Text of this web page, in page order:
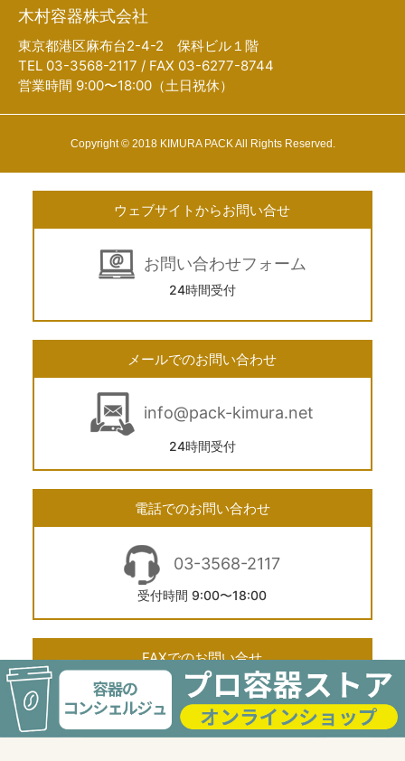
木村容器株式会社
東京都港区麻布台2-4-2 保科ビル１階
TEL 03-3568-2117 / FAX 03-6277-8744
営業時間 9:00〜18:00（土日祝休）
Copyright © 2018 KIMURA PACK All Rights Reserved.
ウェブサイトからお問い合せ
お問い合わせフォーム
24時間受付
メールでのお問い合わせ
info@pack-kimura.net
24時間受付
電話でのお問い合わせ
03-3568-2117
受付時間 9:00〜18:00
FAXでのお問い合せ
03-6277-8744